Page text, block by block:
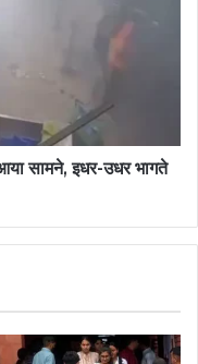
सामने, इधर-उधर भागते